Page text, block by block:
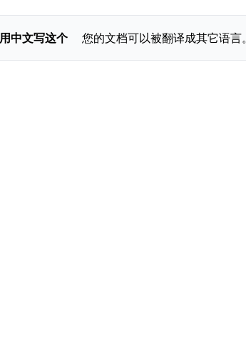
中文写这个 您的文档可以被翻译成其它语言。